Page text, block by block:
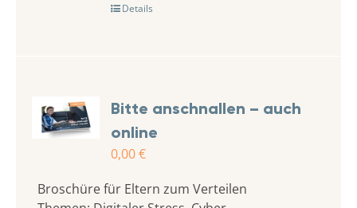
Details
Bitte anschnallen – auch
online
0,00€
Broschüre für Eltern zum Verteilen